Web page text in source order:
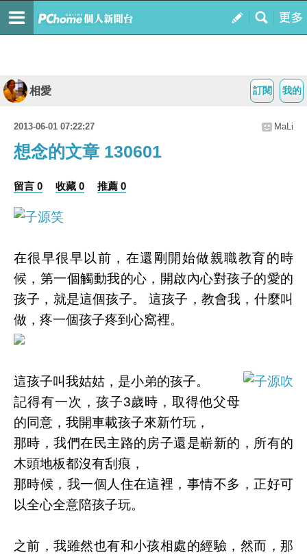
我的
訂閱
相愛
2013-06-01 07:22:27 MaLi
想念的文章 130601
留言 0 收藏 0 推薦 0
在很早很早以前，在還剛開始做親職教育的時
候，第一個觸動我的心，開啟內心對孩子的愛的
孩子，就是這個孩子。 這孩子，教會我，什麼叫
做，疼一個孩子疼到心窩裡。
這孩子叫我姑姑，是小弟的孩子。
記得有一次，孩子3歲時，取得他父母
的同意，我開車載孩子來新竹玩，
那時，我們在民主路的房子還是嶄新的，所有的
木頭地板都沒有刮痕，
那時候，我一個人住在這裡，事情不多，正好可
以全心全意陪孩子玩。
之前，我雖然也有和小孩相處的經驗，然而，那